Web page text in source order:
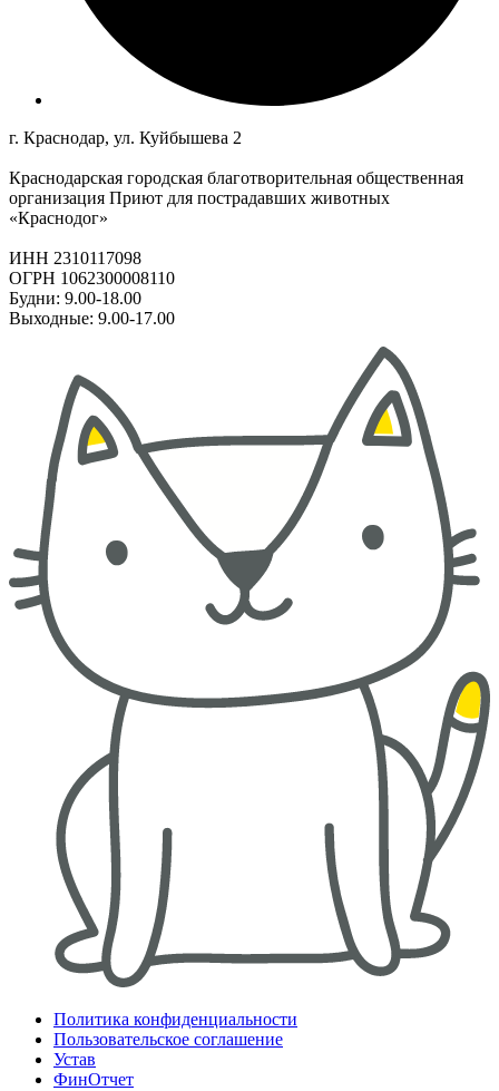
г. Краснодар, ул. Куйбышева 2
Краснодарская городская благотворительная общественная
организация Приют для пострадавших животных
«Краснодог»
ИНН 2310117098
ОГРН 1062300008110
Будни: 9.00-18.00
Выходные: 9.00-17.00
Политика конфиденциальности
Пользовательское соглашение
Устав
ФинОтчет